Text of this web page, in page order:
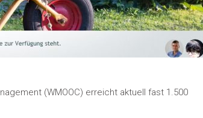
(WMOOC) erreicht aktuell fast 1.500